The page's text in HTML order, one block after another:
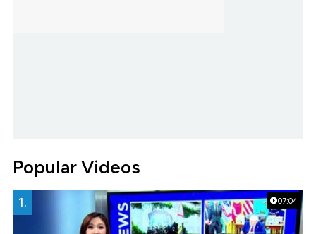
Popular Videos
07:04
1.